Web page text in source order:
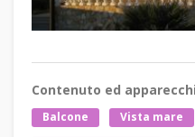
Contenuto ed
Balcone Vista mare